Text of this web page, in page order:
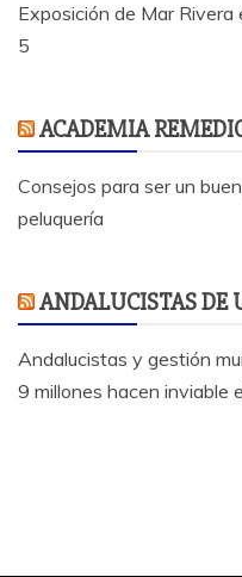
Exposición de Mar
5
ACADEMIA
Consejos para ser un
peluquería
ANDALUCISTAS DE
Andalucistas y gestión
9 millones hacen inviable